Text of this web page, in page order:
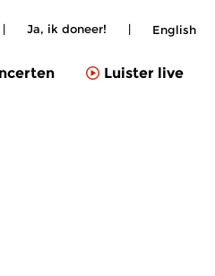
| Ja, ik doneer! | English
Luister live